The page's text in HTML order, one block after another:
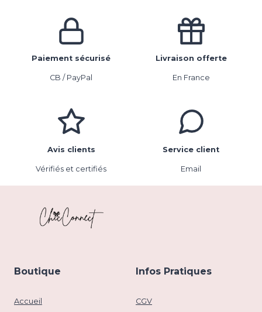
Paiement sécurisé
CB / PayPal
Livraison offerte
En France
Avis clients
Vérifiés et certifiés
Service client
Email
Boutique
Accueil
Infos Pratiques
CGV